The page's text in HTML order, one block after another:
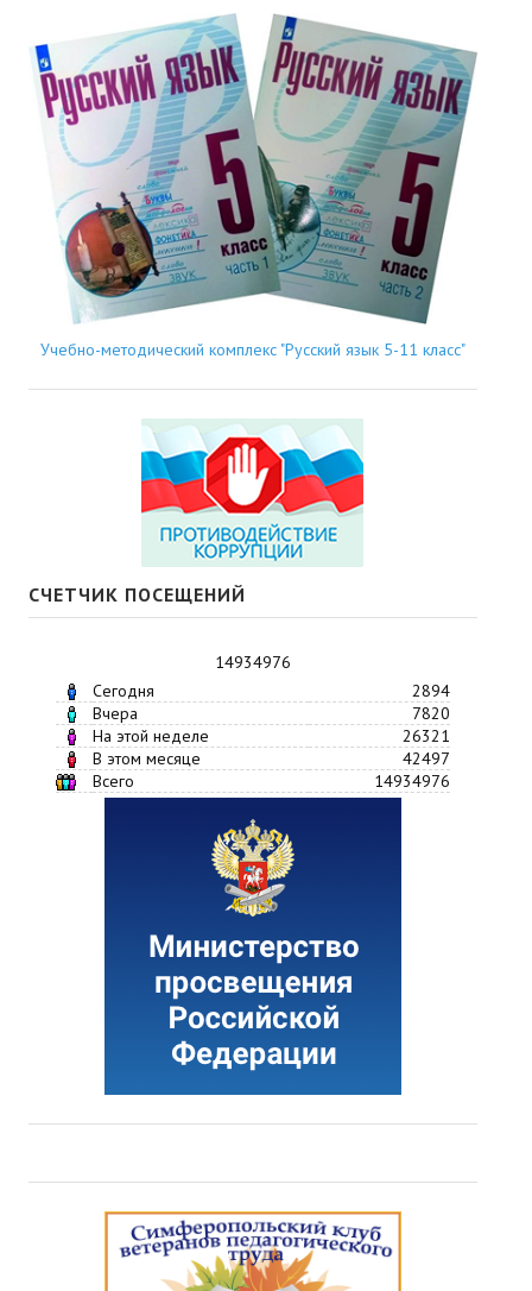
Учебно-методический комплекс "Русский язык 5-11 класс"
СЧЕТЧИК ПОСЕЩЕНИЙ
14934976
Сегодня
2894
Вчера
7820
На этой неделе
26321
В этом месяце
42497
Всего
14934976